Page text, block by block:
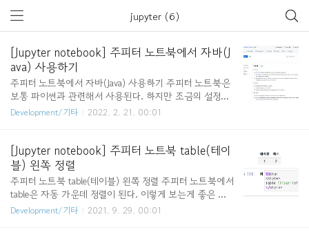
jupyter (6)
[Jupyter notebook] 주피터 노트북에서 자바(J
ava) 사용하기
주피터 노트북에서 자바(Java) 사용하기 주피터 노트북은
보통 파이썬과 관련해서 사용된다. 하지만 조금의 설정을
통해 자바 또한 주피터 노트북에서 실행시킬 수 있다. (주
버전 이상이 필요하다. Java 설치 관련해서는 아래 게시물
에서 jdk 버전만 다른 것을 설치한 뒤, 환경설정하는 부분
만 잘 따라가면 될 것 같다. [자바, Java] OpenJDK 1.8 설
치 Java OpenJDK 1.8 설치 Oracle Java 유료화 정책이 시행
되면서 OpenJDK를 많이 사용하는 추세라고 한다. 오늘은
OpenJDK 1.8버전을 설치하는 과정에 대해 정리하고자 한
Development/기타 2022. 2. 21. 00:01
[Jupyter notebook] 주피터 노트북 table(테이
블) 왼쪽 정렬
주피터 노트북 table(테이블) 왼쪽 정렬 주피터 노트북에서
table은 자동 가운데 정렬이 된다. 이렇게 보는게 좋은 사
람도 있겠지만 이 테이블을 왼쪽 정렬해서 보고 싶은 사람
Development/기타 2021. 9. 29. 00:01